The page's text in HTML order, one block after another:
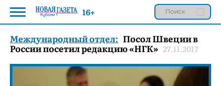
Международный отдел: Посол Швеции в
России посетил редакцию «НГК» 27.11.2017
16+